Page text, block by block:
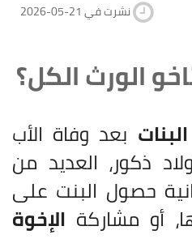
2026-05-21 نشرت في
الورث الكل؟
بعد وفاة الأب
ذكور، العديد من
حصول البنت على
أو مشاركة الإخوة